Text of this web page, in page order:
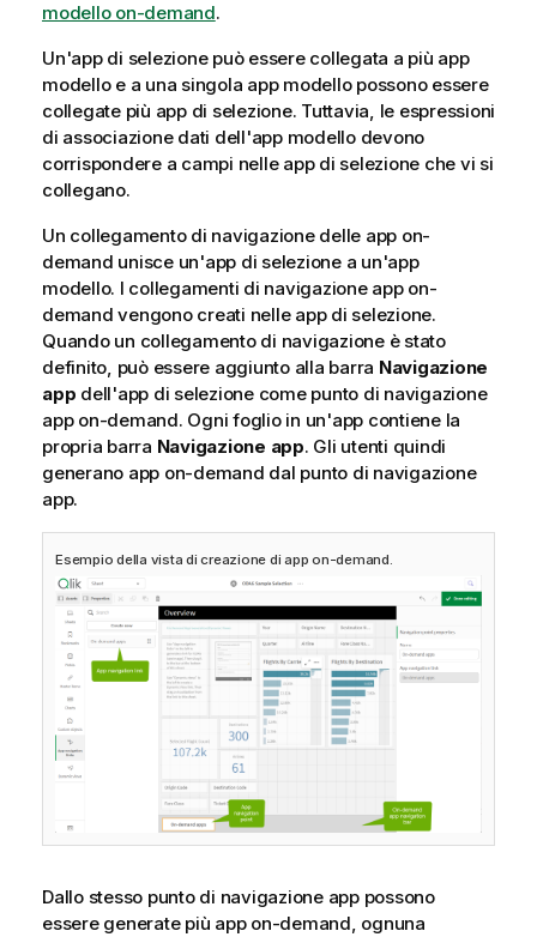
modello on-demand.
Un'app di selezione può essere collegata a più app
modello e a una singola app modello possono essere
collegate più app di selezione. Tuttavia, le espressioni
di associazione dati dell'app modello devono
corrispondere a campi nelle app di selezione che vi si
collegano.
Un collegamento di navigazione delle app on-
demand unisce un'app di selezione a un'app
modello. I collegamenti di navigazione app on-
demand vengono creati nelle app di selezione.
Quando un collegamento di navigazione è stato
definito, può essere aggiunto alla barra Navigazione
app dell'app di selezione come punto di navigazione
app on-demand. Ogni foglio in un'app contiene la
propria barra Navigazione app. Gli utenti quindi
generano app on-demand dal punto di navigazione
app.
Esempio della vista di creazione di app on-demand.
Dallo stesso punto di navigazione app possono
essere generate più app on-demand, ognuna